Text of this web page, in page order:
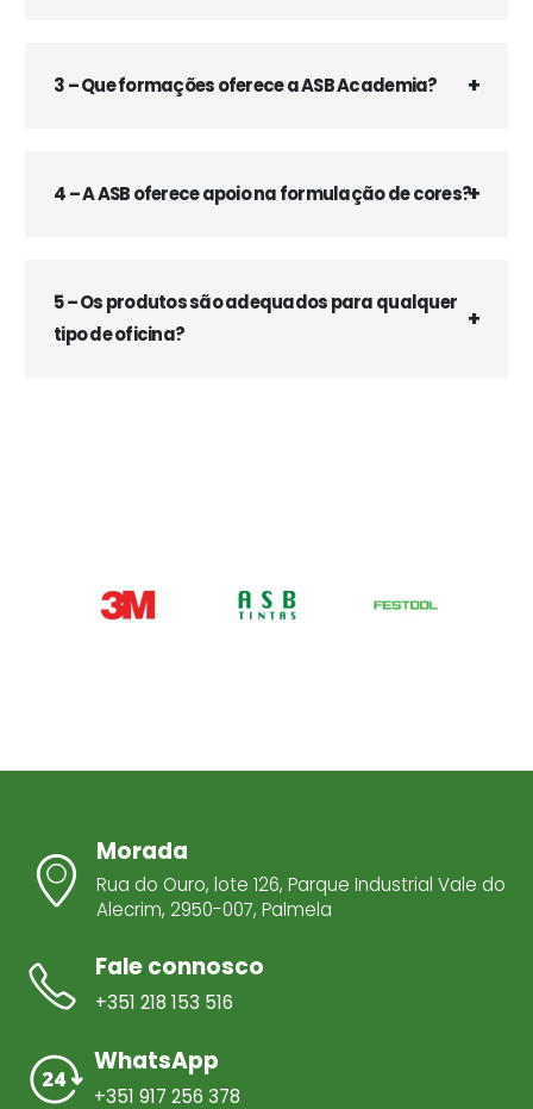
3 – Que formações oferece a ASB Academia?
4 – A ASB oferece apoio na formulação de cores?
5 – Os produtos são adequados para qualquer
tipo de oficina?
Morada
Rua do Ouro, lote 126, Parque Industrial Vale do
Alecrim, 2950-007, Palmela
Fale connosco
+351 218 153 516
WhatsApp
+351 917 256 378